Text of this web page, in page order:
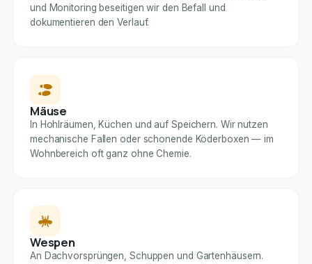
und Monitoring beseitigen wir den Befall und
dokumentieren den Verlauf.
Mäuse
In Hohlräumen, Küchen und auf Speichern. Wir nutzen
mechanische Fallen oder schonende Köderboxen — im
Wohnbereich oft ganz ohne Chemie.
Wespen
An Dachvorsprüngen, Schuppen und Gartenhäusern.